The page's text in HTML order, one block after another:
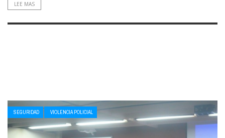
LEE MAS
SEGURIDAD VIOLENCIA POLICIAL